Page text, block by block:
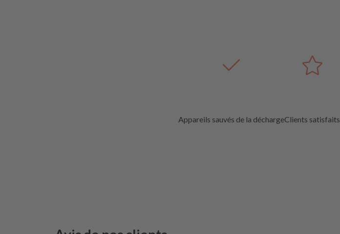
Appareils sauvés de la déchargeClients satisfaits